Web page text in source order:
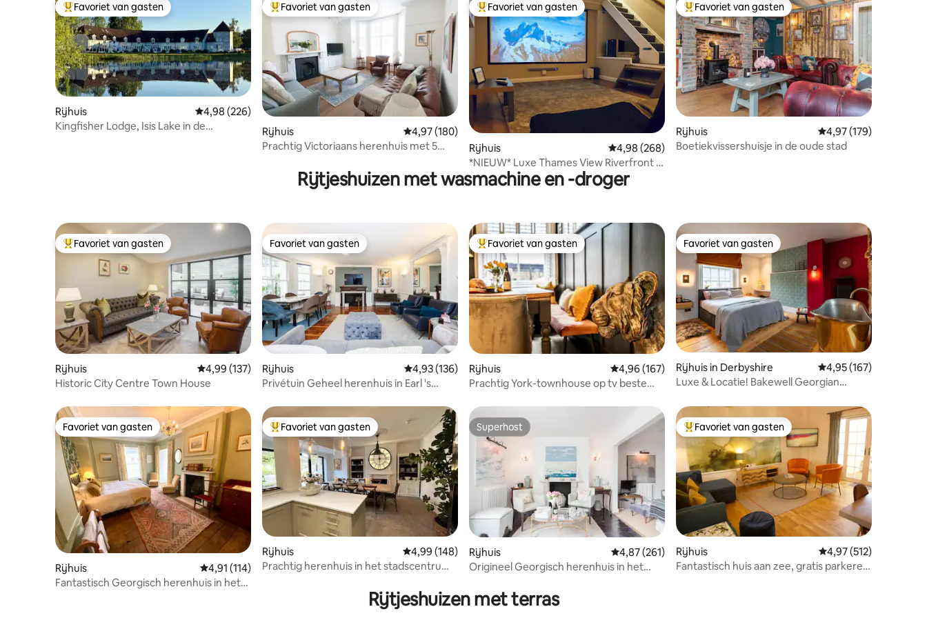
Topfavoriet van gasten
Favoriet van gasten
Rijhuis Gemiddelde beoordeling van 4,98 op 5, 226 recensies
4,98 (226)
Kingfisher Lodge, Isis Lake in de
Topfavoriet van gasten
Favoriet van gasten
Rijhuis Gemiddelde beoordeling van 4,97 op 5, 180 recensies
4,97 (180)
Prachtig Victoriaans herenhuis met 5
Topfavoriet van gasten
Favoriet van gasten
Rijhuis Gemiddelde beoordeling van 4,98 op 5, 268 recensies
4,98 (268)
*NIEUW* Luxe Thames View Riverfront +
Home Cinema
Topfavoriet van gasten
Favoriet van gasten
Rijhuis Gemiddelde
4,97 (179)
Boetiekvissershuisje in de oude stad
Rijtjeshuizen met wasmachine en -droger
Topfavoriet van gasten
Favoriet van gasten
Rijhuis Gemiddelde beoordeling van 4,99 op 5, 137 recensies
4,99 (137)
Historic City Centre Town House
Favoriet van gasten
Favoriet van gasten
Rijhuis Gemiddelde beoordeling van 4,93 op 5, 136 recensies
4,93 (136)
Privétuin Geheel herenhuis in Earl 's
Topfavoriet van gasten
Favoriet van gasten
Rijhuis Gemiddelde beoordeling van 4,96 op 5, 167 recensies
4,96 (167)
Prachtig York-townhouse op tv beste
Favoriet van gasten
Favoriet van gasten
Rijhuis in Derbyshire Gemiddelde
4,95 (167)
Luxe & Locatie! Bakewell Georgian
Favoriet van gasten
Favoriet van gasten
Rijhuis Gemiddelde beoordeling van 4,91 op 5, 114 recensies
4,91 (114)
Fantastisch Georgisch herenhuis in het
Topfavoriet van gasten
Favoriet van gasten
Rijhuis Gemiddelde beoordeling van 4,99 op 5, 148 recensies
4,99 (148)
Prachtig herenhuis in het stadscentrum -
Superhost
Superhost
Rijhuis Gemiddelde beoordeling van 4,87 op 5, 261 recensies
4,87 (261)
Origineel Georgisch herenhuis in het
Topfavoriet van gasten
Favoriet van gasten
Rijhuis Gemiddelde
4,97 (512)
Fantastisch huis aan zee, gratis parkeren
Rijtjeshuizen met terras